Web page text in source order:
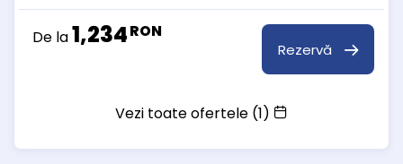
De la1,234RON
Rezervă
Vezi toate ofertele (1)